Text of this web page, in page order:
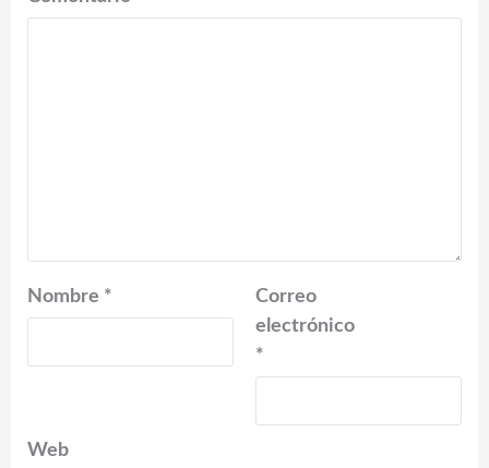
Nombre *
Correo
electrónico
*
Web